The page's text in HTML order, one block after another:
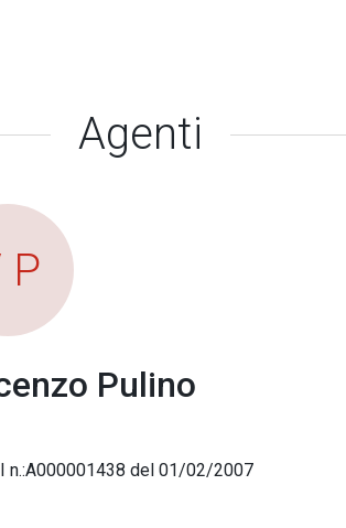
Agenti
P
Pulino
n.:A000001438 del 01/02/2007